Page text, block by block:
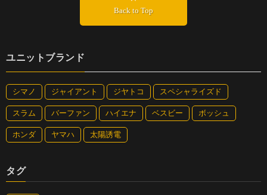
Back to Top
ユニットブランド
シマノ ジャイアント ジヤトコ スペシャライズド
スラム バーファン ハイエナ ベスビー ボッシュ
ホンダ ヤマハ 太陽誘電
タグ